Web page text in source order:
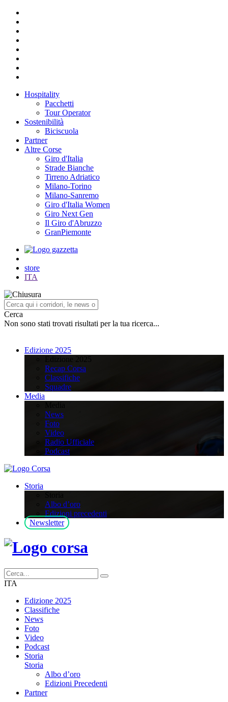
Hospitality
Pacchetti
Tour Operator
Sostenibilità
Biciscuola
Partner
Altre Corse
Giro d'Italia
Strade Bianche
Tirreno Adriatico
Milano-Torino
Milano-Sanremo
Giro d'Italia Women
Giro Next Gen
Il Giro d'Abruzzo
GranPiemonte
store
ITA
Cerca
Non sono stati trovati risultati per la tua ricerca...
Edizione 2025
Recap Corsa
Classifiche
Squadre
Media
News
Foto
Video
Radio Ufficiale
Podcast
Storia
Albo d’oro
Edizioni precedenti
Newsletter
ITA
Edizione 2025
Classifiche
News
Foto
Video
Podcast
Storia
Storia
Albo d’oro
Edizioni Precedenti
Partner